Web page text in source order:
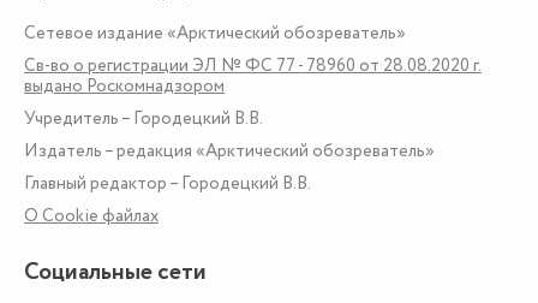
Сетевое издание «Арктический обозреватель»
Св-во о регистрации ЭЛ № ФС 77 - 78960 от 28.08.2020 г.
выдано Роскомнадзором
Учредитель – Городецкий В.В.
Издатель – редакция «Арктический обозреватель»
Главный редактор – Городецкий В.В.
О Сookie файлах
Социальные сети